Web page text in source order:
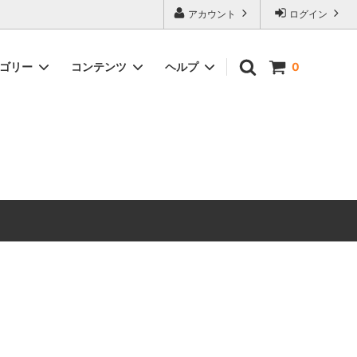
ログイン
アカウント
0
リー コンテンツ ヘルプ